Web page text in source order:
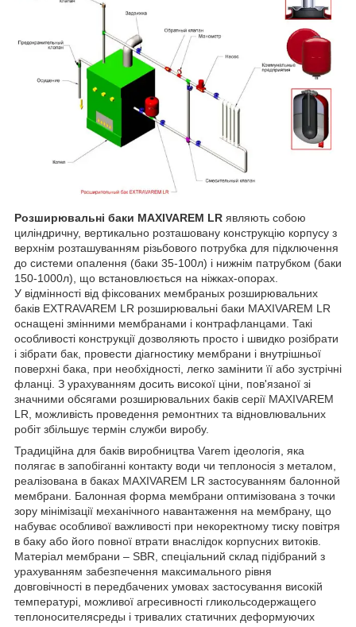
Розширювальні баки MAXIVAREM LR являють собою
циліндричну, вертикально розташовану конструкцію корпусу з
верхнім розташуванням різьбового потрубка для підключення
до системи опалення (баки 35-100л) і нижнім патрубком (баки
150-1000л), що встановлюється на ніжках-опорах.
У відмінності від фіксованих мембраных розширювальних
баків EXTRAVAREM LR розширювальні баки MAXIVAREM LR
оснащені змінними мембранами і контрафланцами. Такі
особливості конструкції дозволяють просто і швидко розібрати
і зібрати бак, провести діагностику мембрани і внутрішньої
поверхні бака, при необхідності, легко замінити її або зустрічні
фланці. З урахуванням досить високої ціни, пов'язаної зі
значними обсягами розширювальних баків серії MAXIVAREM
LR, можливість проведення ремонтних та відновлювальних
робіт збільшує термін служби виробу.
Традиційна для баків виробництва Varem ідеологія, яка
полягає в запобіганні контакту води чи теплоносія з металом,
реалізована в баках MAXIVAREM LR застосуванням балонной
мембрани. Балонная форма мембрани оптимізована з точки
зору мінімізації механічного навантаження на мембрану, що
набуває особливої важливості при некоректному тиску повітря
в баку або його повної втрати внаслідок корпусних витоків.
Матеріал мембрани – SBR, спеціальний склад підібраний з
урахуванням забезпечення максимального рівня
довговічності в передбачених умовах застосування високій
температурі, можливої агресивності гликольсодержащего
теплоносителясреды і тривалих статичних деформуючих